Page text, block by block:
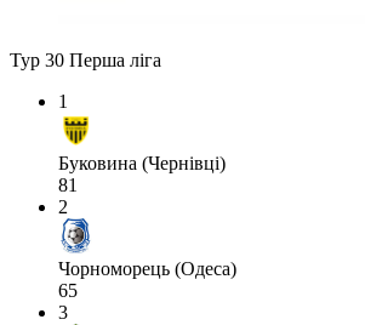
Тур 30 Перша ліга
1
Буковина (Чернівці)
81
2
Чорноморець (Одеса)
65
3